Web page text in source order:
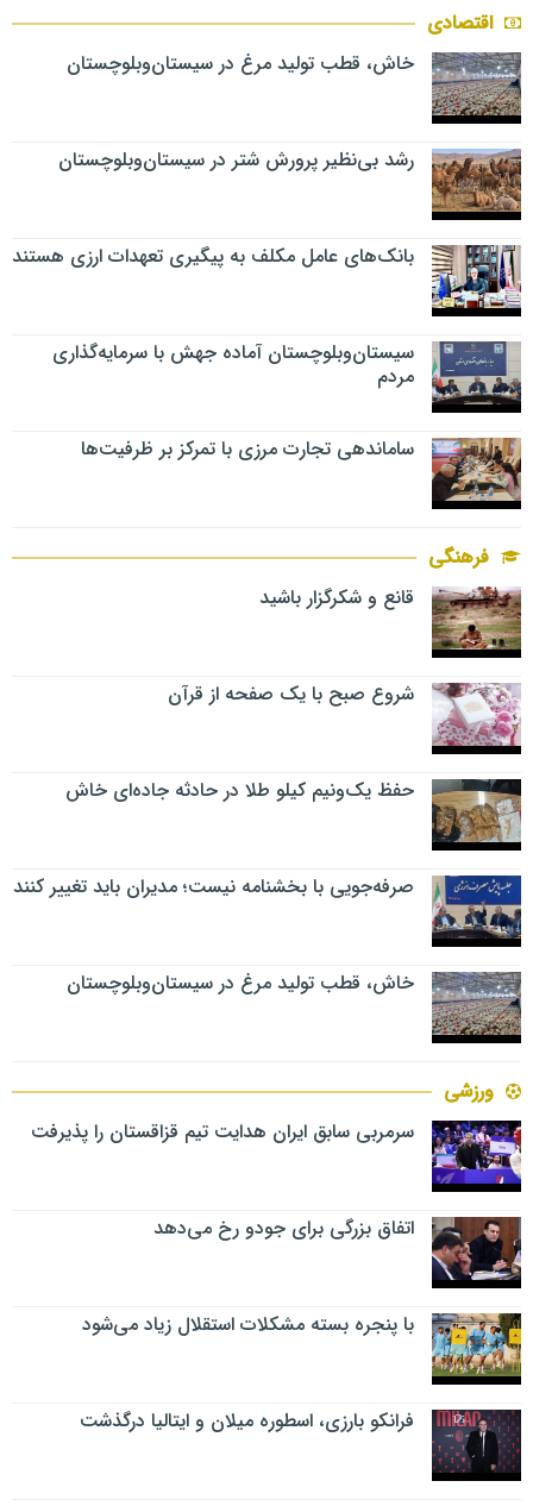
اقتصادی
خاش، قطب تولید مرغ در سیستان‌وبلوچستان
رشد بی‌نظیر پرورش شتر در سیستان‌وبلوچستان
بانک‌های عامل مکلف به پیگیری تعهدات ارزی هستند
سیستان‌وبلوچستان آماده جهش با سرمایه‌گذاری
مردم
ساماندهی تجارت مرزی با تمرکز بر ظرفیت‌ها
فرهنگی
قانع و شکرگزار باشید
شروع صبح با یک صفحه از قرآن
حفظ یک‌ونیم کیلو طلا در حادثه جاده‌ای خاش
صرفه‌جویی با بخشنامه نیست؛ مدیران باید تغییر کنند
خاش، قطب تولید مرغ در سیستان‌وبلوچستان
ورزشی
سرمربی سابق ایران هدایت تیم قزاقستان را پذیرفت
اتفاق بزرگی برای جودو رخ می‌دهد
با پنجره بسته مشکلات استقلال زیاد می‌شود
فرانکو بارزی، اسطوره میلان و ایتالیا درگذشت